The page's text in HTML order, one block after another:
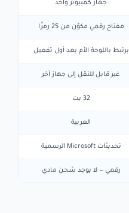
جهاز كمبيوتر واحد
مفتاح رقمي مكوّن من 25 رمزًا
يرتبط باللوحة الأم بعد أول تفعيل
غير قابل للنقل إلى جهاز آخر
32 بت
العربية
تحديثات Microsoft الرسمية
رقمي — لا يوجد شحن مادي